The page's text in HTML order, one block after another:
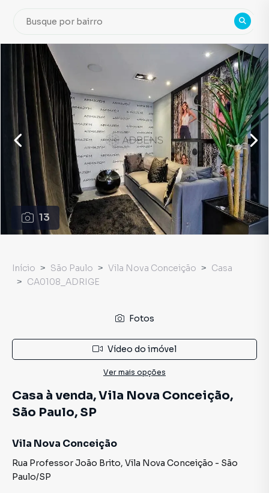
13
Início São Paulo Vila Nova Conceição
Casa
CA0108_ADRIGE
Fotos
Vídeo do imóvel
Ver mais opções
Casa à venda, Vila Nova Conceição,
São Paulo, SP
Vila Nova Conceição
Rua Professor João Brito, Vila Nova Conceição - São
Paulo/SP